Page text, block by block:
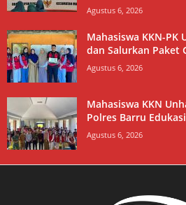
Agustus 6, 2026
Mahasiswa KKN-PK
dan Salurkan Paket
Agustus 6, 2026
Mahasiswa KKN
Polres Barru
Agustus 6, 2026